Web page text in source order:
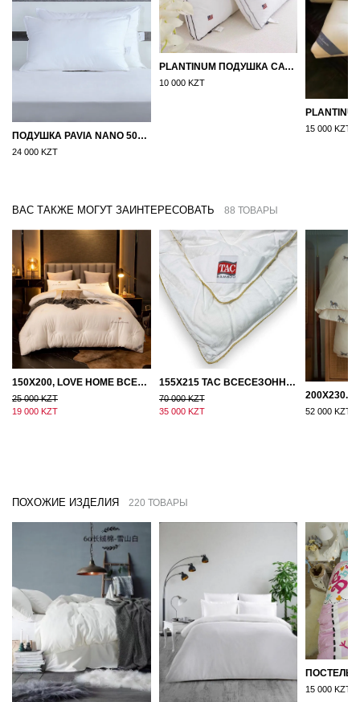
ПОДУШКА PAVIA NANO 50X70
24 000 KZT
PLANTINUM ПОДУШКА САТИН, ШЕЛК 50Х70
10 000 KZT
15 000 KZT
ВАС ТАКЖЕ МОГУТ ЗАИНТЕРЕСОВАТЬ 88 ТОВАРЫ
150Х200, LOVE HOME ВСЕСЕЗОННОЕ ОДЕЯЛО ИЗ ХЛОПКА С НАПОЛНИТЕЛЕМ МИКРОГЕЛЬ
25 000 KZT
19 000 KZT
155Х215 TAC ВСЕСЕЗОННОЕ ХЛОПКОВОЕ ОДЕЯЛО ИЗ БАМБУКОВОГО ВОЛОКНА
70 000 KZT
35 000 KZT
52 000 KZT
ПОХОЖИЕ ИЗДЕЛИЯ 220 ТОВАРЫ
15 000 KZT